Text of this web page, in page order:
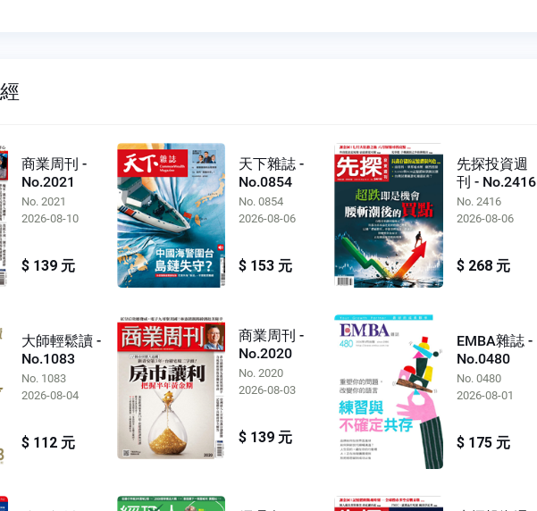
商業周刊 -
No.2021
No. 2021
2026-08-10
$ 139 元
天下雜誌 -
No.0854
No. 0854
2026-08-06
$ 153 元
先探投資週
刊 - No.2416
No. 2416
2026-08-06
$ 268 元
大師輕鬆讀 -
No.1083
No. 1083
2026-08-04
$ 112 元
商業周刊 -
No.2020
No. 2020
2026-08-03
$ 139 元
EMBA雜誌 -
No.0480
No. 0480
2026-08-01
$ 175 元